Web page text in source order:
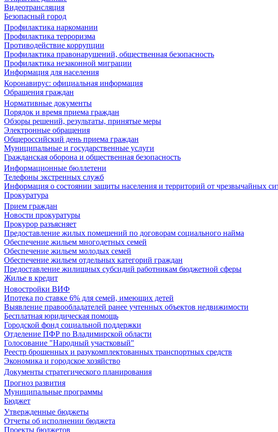
Видеотрансляция
Безопасный город
Профилактика наркомании
Профилактика терроризма
Противодействие коррупции
Профилактика правонарушений, общественная безопасность
Профилактика незаконной миграции
Информация для населения
Коронавирус: официальная информация
Обращения граждан
Нормативные документы
Порядок и время приема граждан
Обзоры решений, результаты, принятые меры
Электронные обращения
Общероссийский день приема граждан
Муниципальные и государственные услуги
Гражданская оборона и общественная безопасность
Информационные бюллетени
Телефоны экстренных служб
Информация о состоянии защиты населения и территорий от чрезвычайных
Прокуратура
Прием граждан
Новости прокуратуры
Прокурор разъясняет
Предоставление жилых помещений по договорам социального найма
Обеспечение жильем многодетных семей
Обеспечение жильем молодых семей
Обеспечение жильем отдельных категорий граждан
Предоставление жилищных субсидий работникам бюджетной сферы
Жилье в кредит
Новостройки ВИФ
Ипотека по ставке 6% для семей, имеющих детей
Выявление правообладателей ранее учтенных объектов недвижимости
Бесплатная юридическая помощь
Городской фонд социальной поддержки
Отделение ПФР по Владимирской области
Голосование "Народный участковый"
Реестр брошенных и разукомплектованных транспортных средств
Экономика и городское хозяйство
Документы стратегического планирования
Прогноз развития
Муниципальные программы
Бюджет
Утвержденные бюджеты
Отчеты об исполнении бюджета
Проекты бюджетов